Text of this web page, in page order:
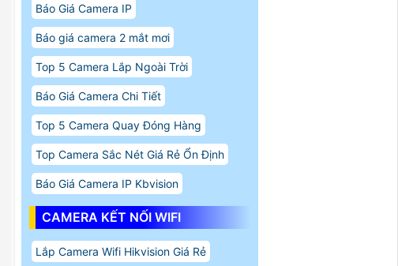
Báo Giá Camera IP
Báo giá camera 2 mắt mơi
Top 5 Camera Lắp Ngoài Trời
Báo Giá Camera Chi Tiết
Top 5 Camera Quay Đóng Hàng
Top Camera Sắc Nét Giá Rẻ Ổn Định
Báo Giá Camera IP Kbvision
CAMERA KẾT NỐI WIFI
Lắp Camera Wifi Hikvision Giá Rẻ